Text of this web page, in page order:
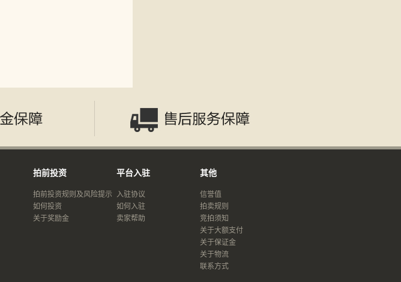
拍前投资
拍前投资规则及风险提示
如何投资
关于奖励金
平台入驻
入驻协议
如何入驻
卖家帮助
其他
信誉值
拍卖规则
竞拍须知
关于大额支付
关于保证金
关于物流
联系方式